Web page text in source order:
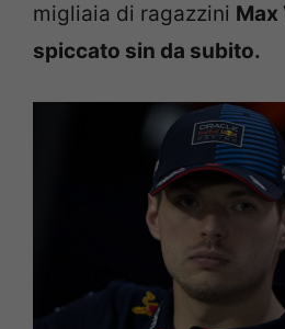
migliaia di ragazzini Max
spiccato sin da subito.